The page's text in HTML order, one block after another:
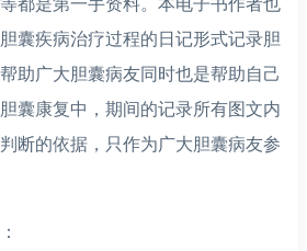
都是第一手资料。本电子书作者也
囊疾病治疗过程的日记形式记录胆
助广大胆囊病友同时也是帮助自己
囊康复中，期间的记录所有图文内
断的依据，只作为广大胆囊病友参